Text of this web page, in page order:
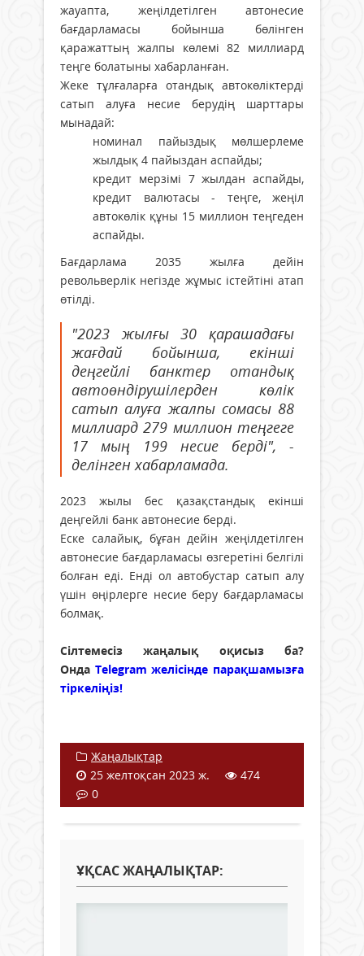
жауапта, жеңілдетілген автонесие
бағдарламасы бойынша бөлінген
қаражаттың жалпы көлемі 82 миллиард
теңге болатыны хабарланған.
Жеке тұлғаларға отандық автокөліктерді
сатып алуға несие берудің шарттары
мынадай:
номинал пайыздық мөлшерлеме
жылдық 4 пайыздан аспайды;
кредит мерзімі 7 жылдан аспайды,
кредит валютасы - теңге, жеңіл
автокөлік құны 15 миллион теңгеден
аспайды.
Бағдарлама 2035 жылға дейін
револьверлік негізде жұмыс істейтіні атап
өтілді.
"2023 жылғы 30 қарашадағы
жағдай бойынша, екінші
деңгейлі банктер отандық
автоөндірушілерден көлік
сатып алуға жалпы сомасы 88
миллиард 279 миллион теңгеге
17 мың 199 несие берді", -
делінген хабарламада.
2023 жылы бес қазақстандық екінші
деңгейлі банк автонесие берді.
Еске салайық, бұған дейін жеңілдетілген
автонесие бағдарламасы өзгеретіні белгілі
болған еді. Енді ол автобустар сатып алу
үшін өңірлерге несие беру бағдарламасы
болмақ.
Сілтемесіз жаңалық оқисыз ба?
Онда Telegram желісінде парақшамызға
тіркеліңіз!
Жаңалықтар
25 желтоқсан 2023 ж.
474
0
ҰҚСАС ЖАҢАЛЫҚТАР: